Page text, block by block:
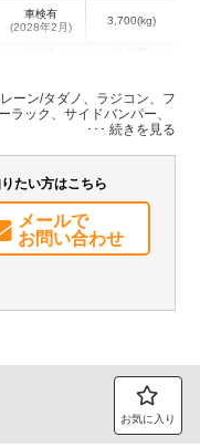
車検有
(2028年2月)
3,700(kg)
エアバッグ
集中ドアロック
書（一部含む）
ーン/タダノ、ラジコン、フ
ラック、サイドバンパー、
たい方はこちら
メールで
お問い合わせ
お気に入り